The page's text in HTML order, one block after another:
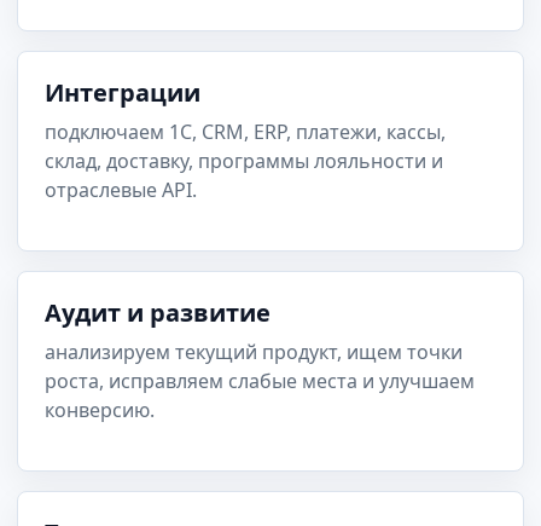
Интеграции
подключаем 1С, CRM, ERP, платежи, кассы,
склад, доставку, программы лояльности и
отраслевые API.
Аудит и развитие
анализируем текущий продукт, ищем точки
роста, исправляем слабые места и улучшаем
конверсию.